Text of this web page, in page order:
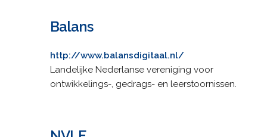
Balans
http://www.balansdigitaal.nl/
Landelijke Nederlanse vereniging voor
ontwikkelings-, gedrags- en leerstoornissen.